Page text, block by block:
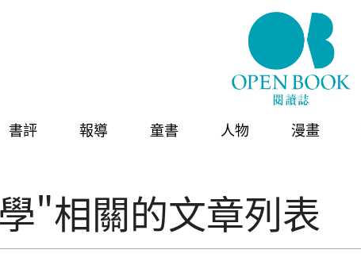
書評 報導 童書 人物 漫畫
"相關的文章列表